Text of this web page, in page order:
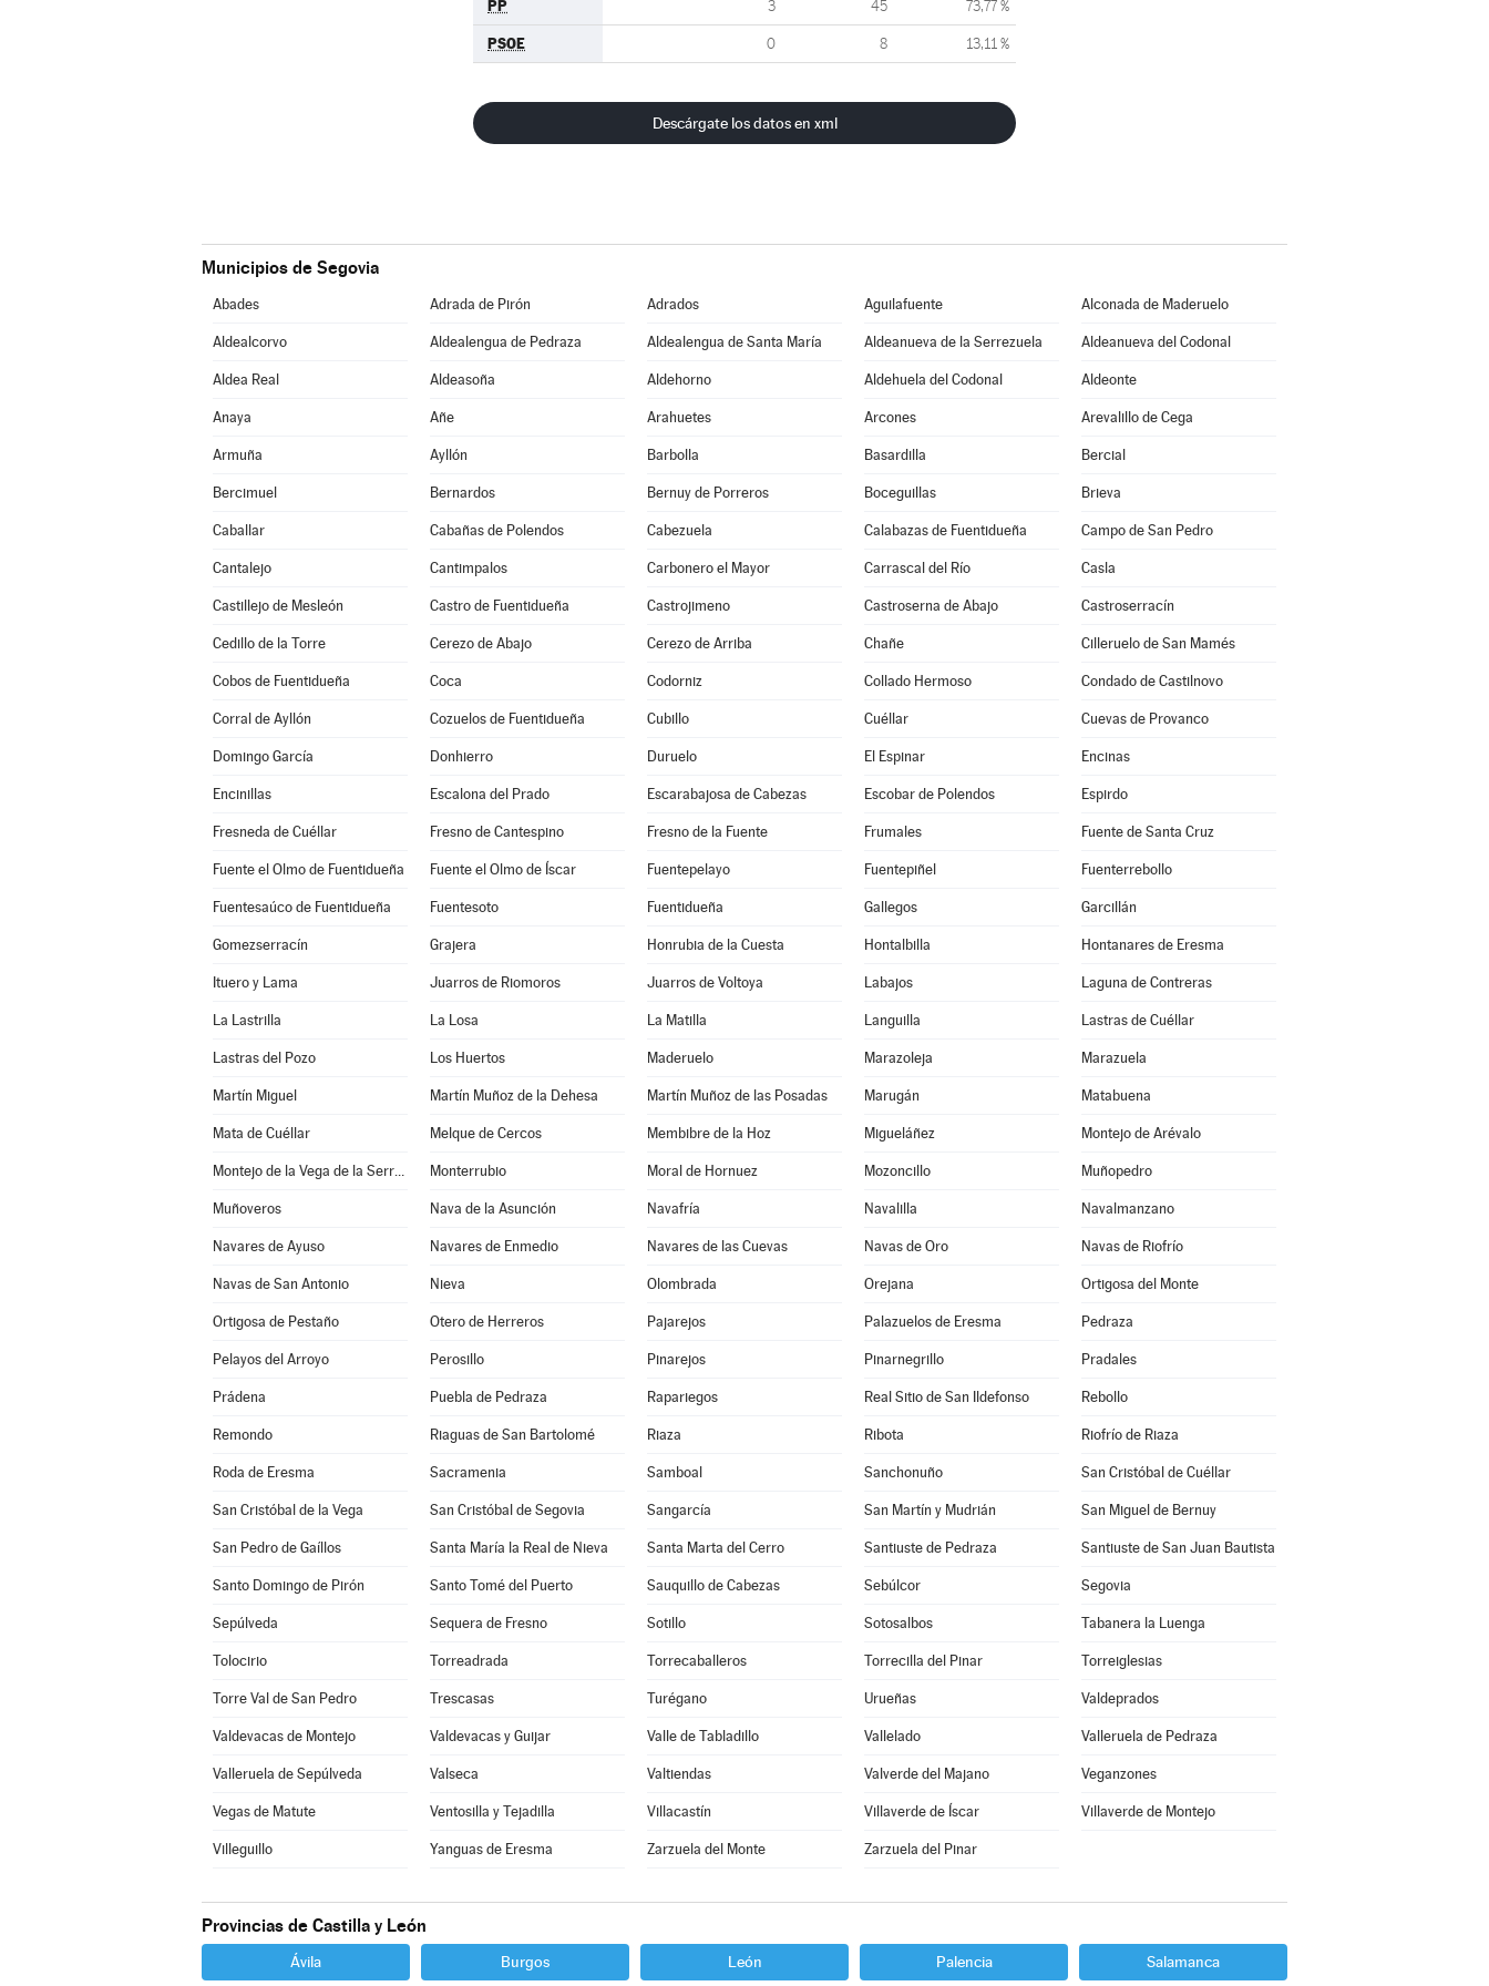
PP 3 45 73,77 %
PSOE 0 8 13,11 %
Descárgate los datos en xml
Municipios de Segovia
Abades Adrada de Pirón Adrados Aguilafuente Alconada de Maderuelo
Aldealcorvo Aldealengua de Pedraza Aldealengua de Santa María Aldeanueva de la Serrezuela Aldeanueva del Codonal
Aldea Real Aldeasoña Aldehorno Aldehuela del Codonal Aldeonte
Anaya Añe Arahuetes Arcones Arevalillo de Cega
Armuña Ayllón Barbolla Basardilla Bercial
Bercimuel Bernardos Bernuy de Porreros Boceguillas Brieva
Caballar Cabañas de Polendos Cabezuela Calabazas de Fuentidueña Campo de San Pedro
Cantalejo Cantimpalos Carbonero el Mayor Carrascal del Río Casla
Castillejo de Mesleón Castro de Fuentidueña Castrojimeno Castroserna de Abajo Castroserracín
Cedillo de la Torre Cerezo de Abajo Cerezo de Arriba Chañe Cilleruelo de San Mamés
Cobos de Fuentidueña Coca Codorniz Collado Hermoso Condado de Castilnovo
Corral de Ayllón Cozuelos de Fuentidueña Cubillo Cuéllar Cuevas de Provanco
Domingo García Donhierro Duruelo El Espinar Encinas
Encinillas Escalona del Prado Escarabajosa de Cabezas Escobar de Polendos Espirdo
Fresneda de Cuéllar Fresno de Cantespino Fresno de la Fuente Frumales Fuente de Santa Cruz
Fuente el Olmo de Fuentidueña Fuente el Olmo de Íscar Fuentepelayo Fuentepiñel Fuenterrebollo
Fuentesaúco de Fuentidueña Fuentesoto Fuentidueña Gallegos Garcillán
Gomezserracín Grajera Honrubia de la Cuesta Hontalbilla Hontanares de Eresma
Ituero y Lama Juarros de Riomoros Juarros de Voltoya Labajos Laguna de Contreras
La Lastrilla La Losa La Matilla Languilla Lastras de Cuéllar
Lastras del Pozo Los Huertos Maderuelo Marazoleja Marazuela
Martín Miguel Martín Muñoz de la Dehesa Martín Muñoz de las Posadas Marugán Matabuena
Mata de Cuéllar Melque de Cercos Membibre de la Hoz Migueláñez Montejo de Arévalo
Montejo de la Vega de la Serrezuela Monterrubio Moral de Hornuez Mozoncillo Muñopedro
Muñoveros Nava de la Asunción Navafría Navalilla Navalmanzano
Navares de Ayuso Navares de Enmedio Navares de las Cuevas Navas de Oro Navas de Riofrío
Navas de San Antonio Nieva Olombrada Orejana Ortigosa del Monte
Ortigosa de Pestaño Otero de Herreros Pajarejos Palazuelos de Eresma Pedraza
Pelayos del Arroyo Perosillo Pinarejos Pinarnegrillo Pradales
Prádena Puebla de Pedraza Rapariegos Real Sitio de San Ildefonso Rebollo
Remondo Riaguas de San Bartolomé Riaza Ribota Riofrío de Riaza
Roda de Eresma Sacramenia Samboal Sanchonuño San Cristóbal de Cuéllar
San Cristóbal de la Vega San Cristóbal de Segovia Sangarcía San Martín y Mudrián San Miguel de Bernuy
San Pedro de Gaíllos Santa María la Real de Nieva Santa Marta del Cerro Santiuste de Pedraza Santiuste de San Juan Bautista
Santo Domingo de Pirón Santo Tomé del Puerto Sauquillo de Cabezas Sebúlcor Segovia
Sepúlveda Sequera de Fresno Sotillo Sotosalbos Tabanera la Luenga
Tolocirio Torreadrada Torrecaballeros Torrecilla del Pinar Torreiglesias
Torre Val de San Pedro Trescasas Turégano Urueñas Valdeprados
Valdevacas de Montejo Valdevacas y Guijar Valle de Tabladillo Vallelado Valleruela de Pedraza
Valleruela de Sepúlveda Valseca Valtiendas Valverde del Majano Veganzones
Vegas de Matute Ventosilla y Tejadilla Villacastín Villaverde de Íscar Villaverde de Montejo
Villeguillo Yanguas de Eresma Zarzuela del Monte Zarzuela del Pinar
Provincias de Castilla y León
Ávila Burgos León Palencia Salamanca